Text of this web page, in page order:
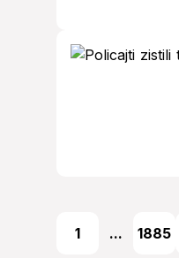
1 ... 1885